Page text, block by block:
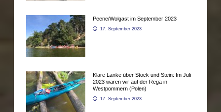
Peene/Wolgast im September 2023
17. September 2023
Klare Lanke über Stock und Stein: Im Juli
2023 waren wir auf der Rega in
Westpommern (Polen)
17. September 2023